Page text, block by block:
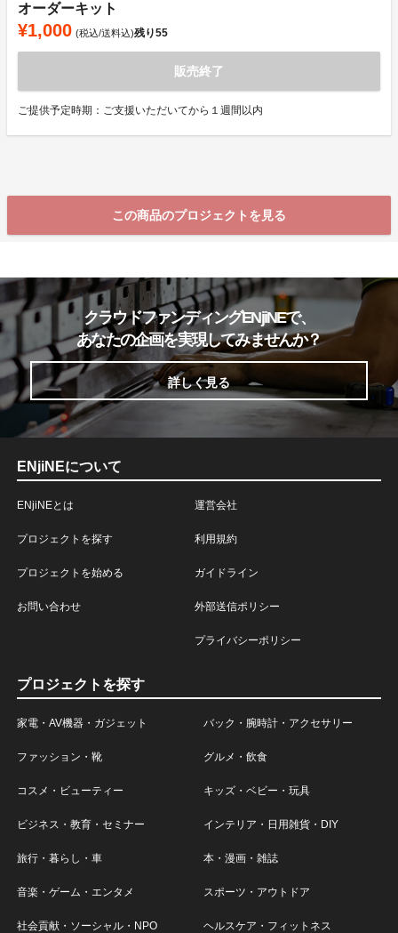
オーダーキット
¥1,000 (税込/送料込)残り55
販売終了
ご提供予定時期：ご支援いただいてから１週間以内
この商品のプロジェクトを見る
クラウドファンディングENjiNEで、
あなたの企画を実現してみませんか？
詳しく見る
ENjiNEについて
ENjiNEとは
プロジェクトを探す
プロジェクトを始める
お問い合わせ
運営会社
利用規約
ガイドライン
外部送信ポリシー
プライバシーポリシー
プロジェクトを探す
家電・AV機器・ガジェット バック・腕時計・アクセサリー
ファッション・靴 グルメ・飲食
コスメ・ビューティー キッズ・ベビー・玩具
ビジネス・教育・セミナー インテリア・日用雑貨・DIY
旅行・暮らし・車 本・漫画・雑誌
音楽・ゲーム・エンタメ スポーツ・アウトドア
社会貢献・ソーシャル・NPO ヘルスケア・フィットネス